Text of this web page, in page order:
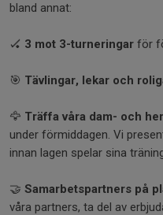
bland annat:
🏑 3 mot 3-turneringar för
🎯 Tävlingar, lekar och
🦅 Träffa våra dam- och
under förmiddagen. Vi
innan lagen spelar sina
🤝 Samarbetspartners på
våra partners, ta del av